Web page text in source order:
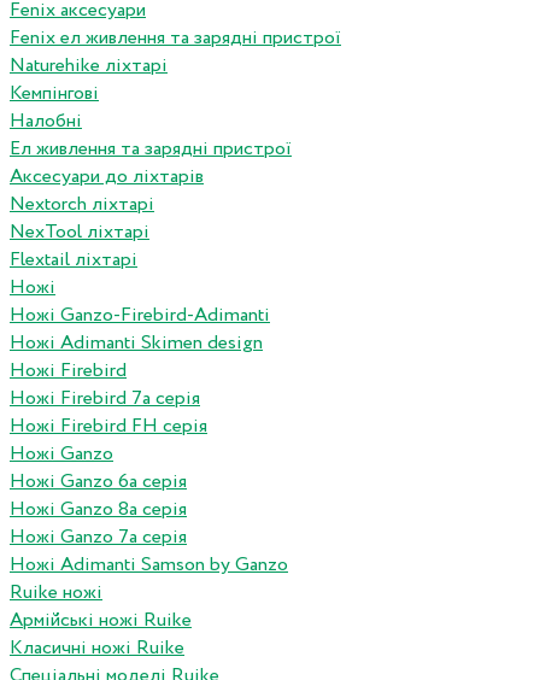
Fenix аксесуари
Fenix ел живлення та зарядні пристрої
Naturehike ліхтарі
Кемпінгові
Налобні
Ел живлення та зарядні пристрої
Аксесуари до ліхтарів
Nextorch ліхтарі
NexTool ліхтарі
Flextail ліхтарі
Ножі
Ножі Ganzo-Firebird-Adimanti
Ножі Adimanti Skimen design
Ножі Firebird
Ножі Firebird 7а серія
Ножі Firebird FH серія
Ножі Ganzo
Ножі Ganzo 6а серія
Ножі Ganzo 8а серія
Ножі Ganzo 7а серія
Ножі Adimanti Samson by Ganzo
Ruike ножі
Армійські ножі Ruike
Класичні ножі Ruike